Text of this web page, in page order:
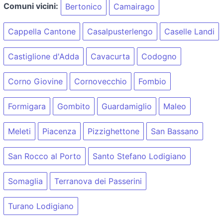
Comuni vicini: Bertonico Camairago
Cappella Cantone Casalpusterlengo Caselle Landi
Castiglione d'Adda Cavacurta Codogno
Corno Giovine Cornovecchio Fombio
Formigara Gombito Guardamiglio Maleo
Meleti Piacenza Pizzighettone San Bassano
San Rocco al Porto Santo Stefano Lodigiano
Somaglia Terranova dei Passerini
Turano Lodigiano